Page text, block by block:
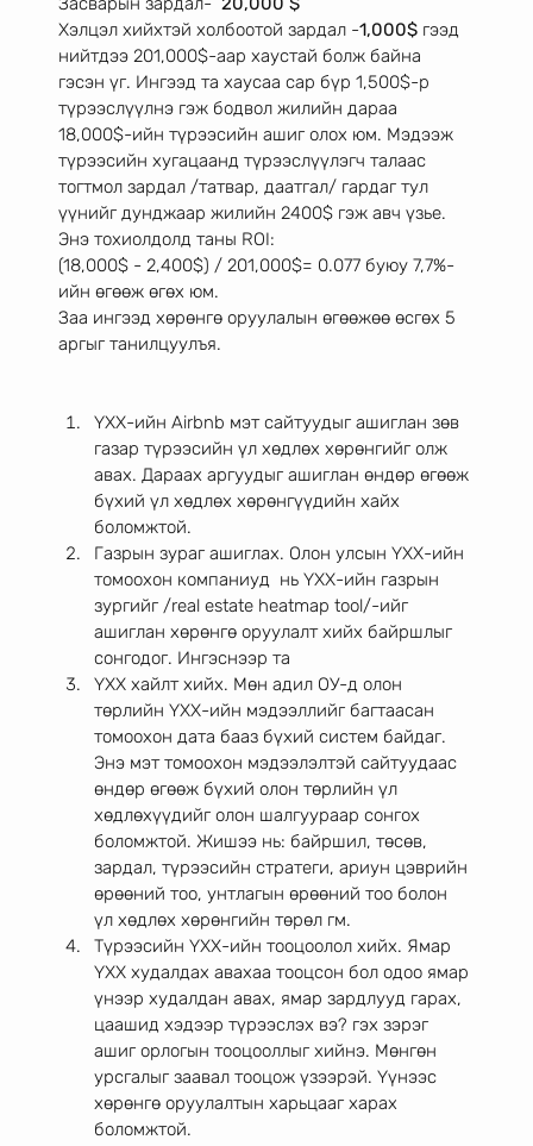
Хэлцэл хийхтэй холбоотой зардал -1,000$ гээд
нийтдээ 201,000$-аар хаустай болж байна
гэсэн үг. Ингээд та хаусаа сар бүр 1,500$-р
түрээслүүлнэ гэж бодвол жилийн дараа
18,000$-ийн түрээсийн ашиг олох юм. Мэдээж
түрээсийн хугацаанд түрээслүүлэгч талаас
тогтмол зардал /татвар, даатгал/ гардаг тул
үүнийг дунджаар жилийн 2400$ гэж авч үзье.
Энэ тохиолдолд таны ROI:
(18,000$ - 2,400$) / 201,000$= 0.077 буюу 7,7%-
ийн өгөөж өгөх юм.
Заа ингээд хөрөнгө оруулалын өгөөжөө өсгөх 5
аргыг танилцуулъя.
ҮХХ-ийн Airbnb мэт сайтуудыг ашиглан зөв
газар түрээсийн үл хөдлөх хөрөнгийг олж
авах. Дараах аргуудыг ашиглан өндөр өгөөж
бүхий үл хөдлөх хөрөнгүүдийн хайх
боломжтой.
Газрын зураг ашиглах. Олон улсын ҮХХ-ийн
томоохон компаниуд  нь ҮХХ-ийн газрын
зургийг /real estate heatmap tool/-ийг
ашиглан хөрөнгө оруулалт хийх байршлыг
сонгодог. Ингэснээр та
ҮХХ хайлт хийх. Мөн адил ОУ-д олон
төрлийн ҮХХ-ийн мэдээллийг багтаасан
томоохон дата бааз бүхий систем байдаг.
Энэ мэт томоохон мэдээлэлтэй сайтуудаас
өндөр өгөөж бүхий олон төрлийн үл
хөдлөхүүдийг олон шалгуураар сонгох
боломжтой. Жишээ нь: байршил, төсөв,
зардал, түрээсийн стратеги, ариун цэврийн
өрөөний тоо, унтлагын өрөөний тоо болон
үл хөдлөх хөрөнгийн төрөл гм.
Түрээсийн ҮХХ-ийн тооцоолол хийх. Ямар
ҮХХ худалдах авахаа тооцсон бол одоо ямар
үнээр худалдан авах, ямар зардлууд гарах,
цаашид хэдээр түрээслэх вэ? гэх зэрэг
ашиг орлогын тооцооллыг хийнэ. Мөнгөн
урсгалыг заавал тооцож үзээрэй. Үүнээс
хөрөнгө оруулалтын харьцааг харах
боломжтой.